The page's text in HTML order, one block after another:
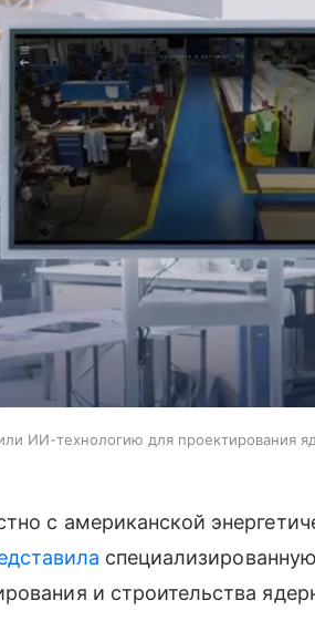
ИИ-технологию для проектирования
с американской
и строительства